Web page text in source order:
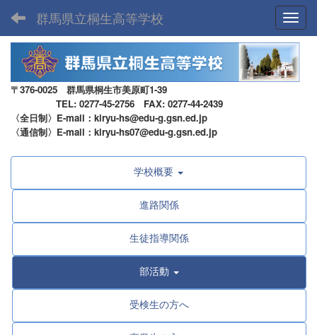
群馬県立桐生高等学校
〒376-0025 群馬県桐生市美原町1-39
TEL: 0277-45-2756 FAX: 0277-44-2439
〈全日制〉E-mail：kiryu-hs@edu-g.gsn.ed.jp
〈通信制〉E-mail：kiryu-hs07@edu-g.gsn.ed.jp
学校概要
進路関係
生徒指導関係
部活動
受検生の方へ